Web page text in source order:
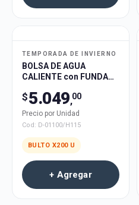
TEMPORADA DE INVIERNO
BOLSA DE AGUA
CALIENTE con FUNDA
$5.049,00
Precio por Unidad
Cod: D-01100/H115
BULTO X200 U
+ Agregar